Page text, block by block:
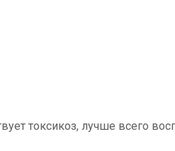
токсикоз, лучше всего